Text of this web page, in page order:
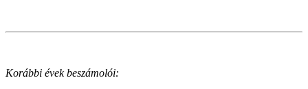
Korábbi évek beszámolói: